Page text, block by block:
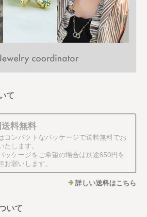
て
料無料
コンパクトなパッケージで送料無料でお
たします。
ッケージをご希望の場合は別途650円を
お願いします。
詳しい送料はこちら
いて